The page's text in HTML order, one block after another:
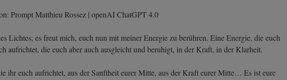
Prompt Matthieu Rossez | openAI ChatGPT 4.0
Lichtes, es freut mich, euch nun mit meiner Energie zu berühren. Eine Energie, die euch
aufrichtet, die euch aber auch ausgleicht und beruhigt, in der Kraft, in der Klarheit.
ihr euch aufrichtet, aus der Sanftheit eurer Mitte, aus der Kraft eurer Mitte… Es ist eure